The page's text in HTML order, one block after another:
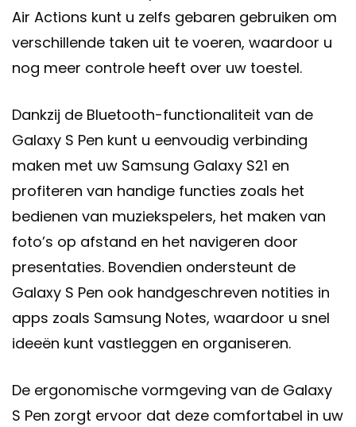
Air Actions kunt u zelfs gebaren gebruiken om
verschillende taken uit te voeren, waardoor u
nog meer controle heeft over uw toestel.
Dankzij de Bluetooth-functionaliteit van de
Galaxy S Pen kunt u eenvoudig verbinding
maken met uw Samsung Galaxy S21 en
profiteren van handige functies zoals het
bedienen van muziekspelers, het maken van
foto’s op afstand en het navigeren door
presentaties. Bovendien ondersteunt de
Galaxy S Pen ook handgeschreven notities in
apps zoals Samsung Notes, waardoor u snel
ideeën kunt vastleggen en organiseren.
De ergonomische vormgeving van de Galaxy
S Pen zorgt ervoor dat deze comfortabel in uw